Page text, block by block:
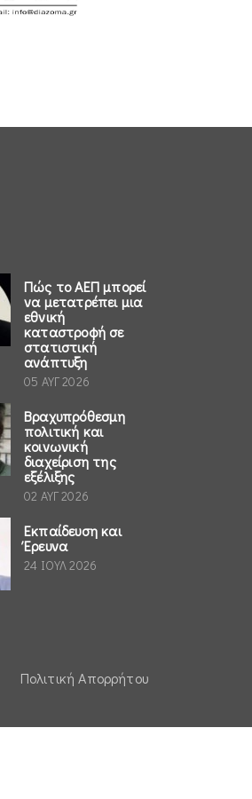
Πώς το ΑΕΠ μπορεί
να μετατρέπει μια
εθνική
καταστροφή σε
στατιστική
ανάπτυξη
05 ΑΥΓ 2026
Βραχυπρόθεσμη
πολιτική και
κοινωνική
διαχείριση της
εξέλιξης
02 ΑΥΓ 2026
Εκπαίδευση και
Έρευνα
24 ΙΟΥΛ 2026
Πολιτική Απορρήτου